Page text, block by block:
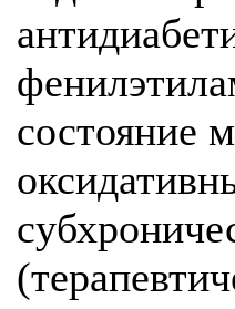
состояние